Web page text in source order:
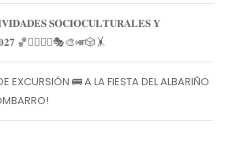
𝐒𝐎𝐂𝐈𝐎𝐂𝐔𝐋𝐓𝐔𝐑𝐀𝐋𝐄𝐒 𝐘
🏀🏊‍♀️🧘‍♀️🎭🎨🎺🎲🤸
EXCURSIÓN 🚌 A LA FIESTA DEL ALBARIÑO